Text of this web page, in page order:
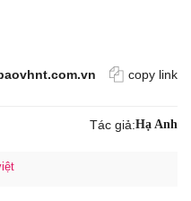
copy link
Tác giả:Hạ Anh